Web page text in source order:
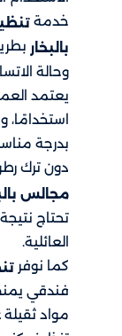
خدمة
بالبخار
وحالة
يعتمد
استخدامًا،
بدرجة
دون ترك
مجالس
تحتاج
العائلية.
كما نوفر
فندقي
مواد